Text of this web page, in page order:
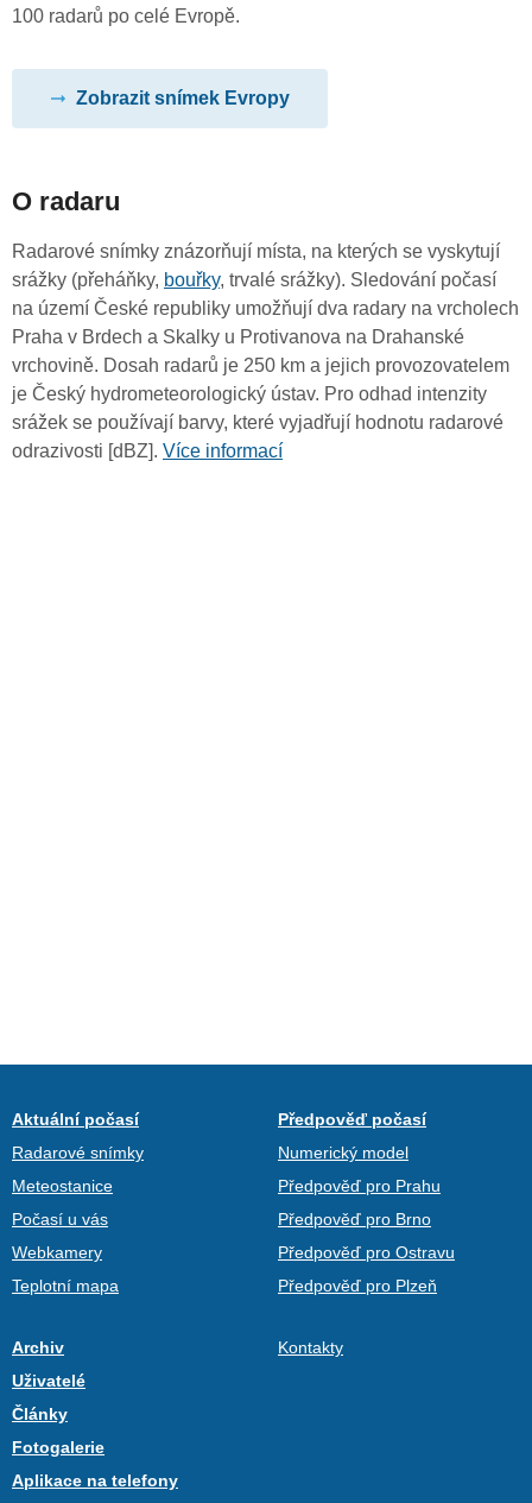
100 radarů po celé Evropě.
Zobrazit snímek Evropy
O radaru
Radarové snímky znázorňují místa, na kterých se vyskytují
srážky (přeháňky, bouřky, trvalé srážky). Sledování počasí
na území České republiky umožňují dva radary na vrcholech
Praha v Brdech a Skalky u Protivanova na Drahanské
vrchovině. Dosah radarů je 250 km a jejich provozovatelem
je Český hydrometeorologický ústav. Pro odhad intenzity
srážek se používají barvy, které vyjadřují hodnotu radarové
odrazivosti [dBZ]. Více informací
Aktuální počasí
Radarové snímky
Meteostanice
Počasí u vás
Webkamery
Teplotní mapa
Předpověď počasí
Numerický model
Předpověď pro Prahu
Předpověď pro Brno
Předpověď pro Ostravu
Předpověď pro Plzeň
Archiv
Uživatelé
Články
Fotogalerie
Aplikace na telefony
Kontakty